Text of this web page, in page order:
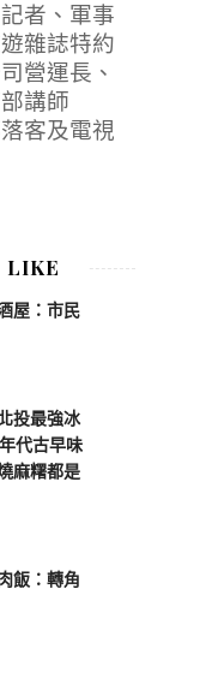
者、軍事
雜誌特約
營運長、
講師
客及電視
LIKE
屋：市民
投最強冰
代古早味
麻糬都是
飯：轉角